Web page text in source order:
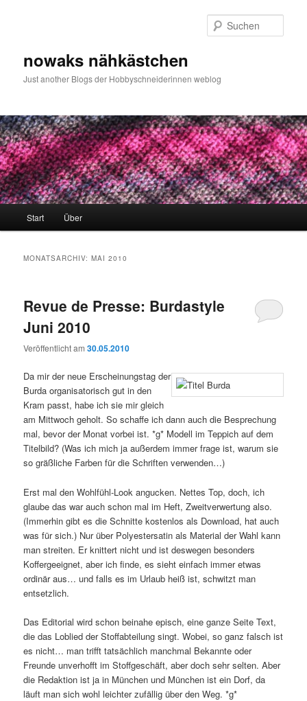
nowaks nähkästchen
Just another Blogs der Hobbyschneiderinnen weblog
Start Über
MONATSARCHIV:MAI 2010
Revue de Presse: Burdastyle
Juni 2010
Veröffentlicht am30.05.2010
Da mir der neue Erscheinungstag der
Burda organisatorisch gut in den
Kram passt, habe ich sie mir gleich
am Mittwoch geholt. So schaffe ich dann auch die Besprechung
mal, bevor der Monat vorbei ist. *g* Modell im Teppich auf dem
Titelbild? (Was ich mich ja außerdem immer frage ist, warum sie
so gräßliche Farben für die Schriften verwenden…)
Erst mal den Wohlfühl-Look angucken. Nettes Top, doch, ich
glaube das war auch schon mal im Heft, Zweitverwertung also.
(Immerhin gibt es die Schnitte kostenlos als Download, hat auch
was für sich.) Nur über Polyestersatin als Material der Wahl kann
man streiten. Er knittert nicht und ist deswegen besonders
Koffergeeignet, aber ich finde, es sieht einfach immer etwas
ordinär aus… und falls es im Urlaub heiß ist, schwitzt man
entsetzlich.
Das Editorial wird schon beinahe episch, eine ganze Seite Text,
die das Loblied der Stoffabteilung singt. Wobei, so ganz falsch ist
es nicht… man trifft tatsächlich manchmal Bekannte oder
Freunde unverhofft im Stoffgeschäft, aber doch sehr selten. Aber
die Redaktion ist ja in München und München ist ein Dorf, da
läuft man sich wohl leichter zufällig über den Weg. *g*